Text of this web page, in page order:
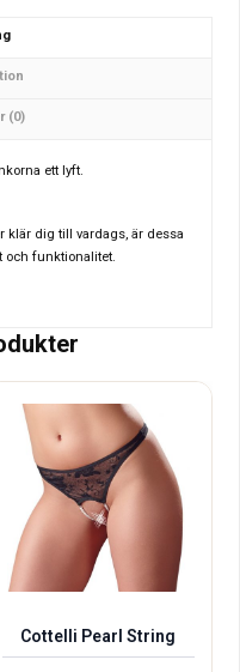
(0)
ett lyft.
klär dig till vardags, är dessa
och funktionalitet.
Cottelli Pearl String